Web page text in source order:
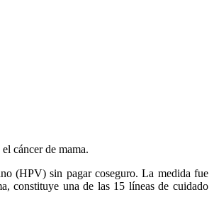
cáncer de mama.
(HPV) sin pagar coseguro. La medida fue
constituye una de las 15 líneas de cuidado